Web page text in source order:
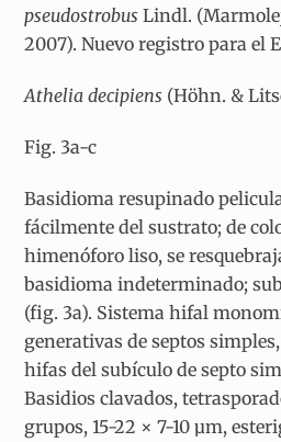
pseudostrobus Lindl.
2007). Nuevo registro para el
Athelia decipiens (Höhn. &
Fig. 3a-c
Basidioma resupinado
fácilmente del sustrato; de
himenóforo liso, se
basidioma indeterminado;
(fig. 3a). Sistema hifal
generativas de septos
hifas del subículo de septo
Basidios clavados,
grupos, 15-22 × 7-10 µm,